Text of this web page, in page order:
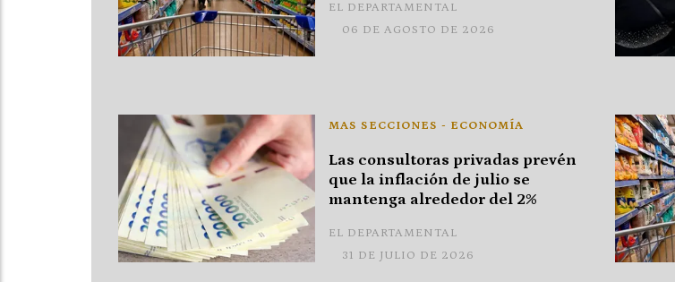
EL DEPARTAMENTAL
06 DE AGOSTO DE 2026
Las consultoras privadas prevén
que la inflación de julio se
mantenga alrededor del 2%
EL DEPARTAMENTAL
MAS SECCIONES - ECONOMÍA
31 DE JULIO DE 2026